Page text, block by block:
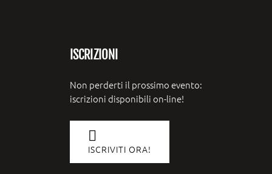
ISCRIZIONI
Non perderti il prossimo evento:
iscrizioni disponibili on-line!
ISCRIVITI ORA!